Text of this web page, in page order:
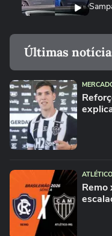
áudio
CBF
e
Últimas
Remo